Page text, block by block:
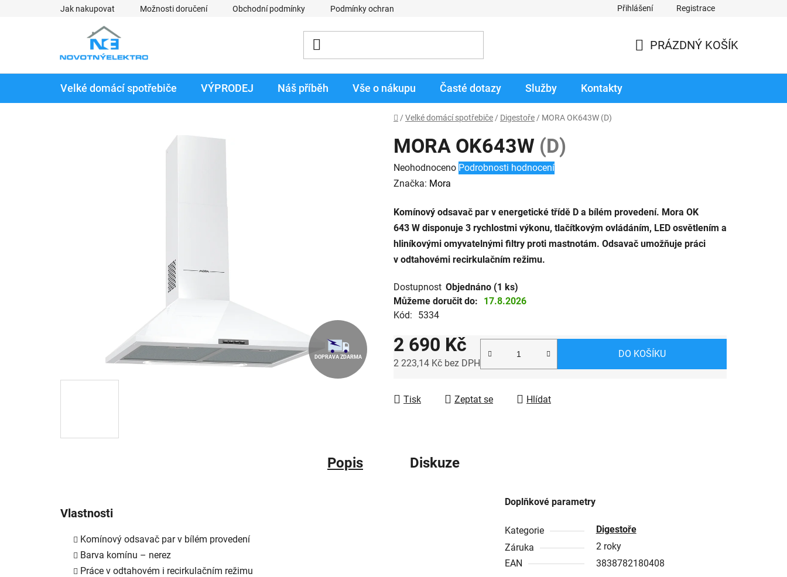
Jak nakupovat Možnosti doručení Obchodní podmínky Podmínky ochrany osobních údajů Obchodní podmínky prodloužené záruky Reklamace zboží v záruční době
Přihlášení Registrace
PRÁZDNÝ KOŠÍK
Velké domácí spotřebiče VÝPRODEJ Náš příběh Vše o nákupu Časté dotazy Služby Kontakty
Domů
/ Velké domácí spotřebiče / Digestoře / MORA OK643W (D)
MORA OK643W (D)
Průměrné
hodnocení
je
0,0
z
5
Neohodnoceno Podrobnosti hodnocení
Značka: Mora
Komínový odsavač par v energetické třídě D a bílém provedení. Mora OK
643 W disponuje 3 rychlostmi výkonu, tlačítkovým ovládáním, LED osvětlením a
hliníkovými omyvatelnými filtry proti mastnotám. Odsavač umožňuje práci
v odtahovémi recirkulačním režimu.
Dostupnost Objednáno (1 ks)
Můžeme doručit do:
17.8.2026
Kód:
5334
2 690 Kč
2 223,14 Kč bez DPH
DO KOŠÍKU
Tisk Zeptat se Hlídat
DOPRAVA ZDARMA
Popis Diskuze
Vlastnosti
Komínový odsavač par v bílém provedení
Barva komínu – nerez
Práce v odtahovém i recirkulačním režimu
Doplňkové parametry
Kategorie
Digestoře
Záruka
2 roky
EAN
3838782180408